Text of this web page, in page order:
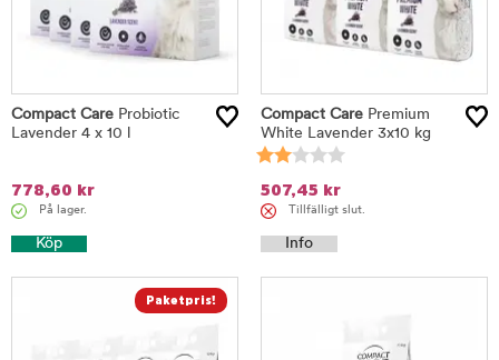
Compact Care Probiotic
Lavender 4 x 10 l
778,60 kr
På lager.
Köp
Compact Care Premium
White Lavender 3x10 kg
507,45 kr
Tillfälligt slut.
Info